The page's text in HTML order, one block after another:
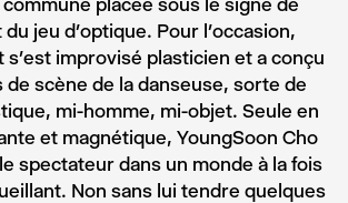
placée sous le signe de
du jeu d’optique. Pour l’occasion,
improvisé plasticien et a conçu
de scène de la danseuse, sorte de
mi-homme, mi-objet. Seule en
et magnétique, YoungSoon Cho
spectateur dans un monde à la fois
Non sans lui tendre quelques